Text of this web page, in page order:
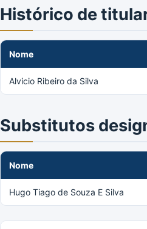
Histórico de
Nome
Alvicio Ribeiro da Silva
Substitutos
Nome
Hugo Tiago de Souza E Silva